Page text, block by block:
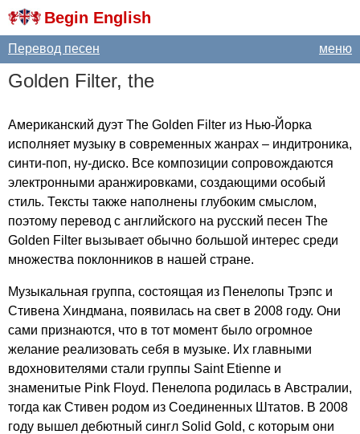
Begin English
меню
Перевод песен
Golden Filter, the
Американский дуэт The Golden Filter из Нью-Йорка
исполняет музыку в современных жанрах – индитроника,
синти-поп, ну-диско. Все композиции сопровождаются
электронными аранжировками, создающими особый
стиль. Тексты также наполнены глубоким смыслом,
поэтому перевод с английского на русский песен The
Golden Filter вызывает обычно большой интерес среди
множества поклонников в нашей стране.
Музыкальная группа, состоящая из Пенелопы Трэпс и
Стивена Хиндмана, появилась на свет в 2008 году. Они
сами признаются, что в тот момент было огромное
желание реализовать себя в музыке. Их главными
вдохновителями стали группы Saint Etienne и
знаменитые Pink Floyd. Пенелопа родилась в Австралии,
тогда как Стивен родом из Соединенных Штатов. В 2008
году вышел дебютный сингл Solid Gold, с которым они